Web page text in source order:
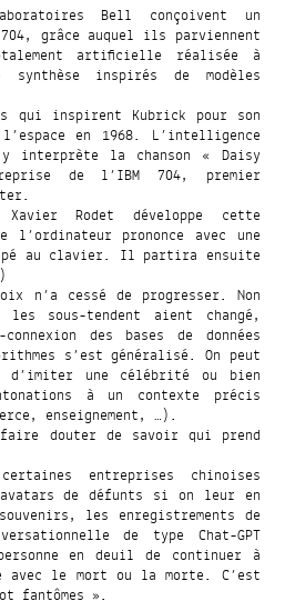
Bell conçoivent un
grâce auquel ils parviennent
artificielle réalisée à
inspirés de modèles
qui inspirent Kubrick pour son
en 1968. L’intelligence
la chanson « Daisy
de l’IBM 704, premier
Rodet développe cette
l’ordinateur prononce avec une
au clavier. Il partira ensuite
n’a cessé de progresser. Non
sous-tendent aient changé,
des bases de données
s’est généralisé. On peut
d’imiter une célébrité ou bien
à un contexte précis
enseignement, …).
douter de savoir qui prend
entreprises chinoises
de défunts si on leur en
les enregistrements de
de type Chat-GPT
en deuil de continuer à
avec le mort ou la morte. C’est
fantômes ».